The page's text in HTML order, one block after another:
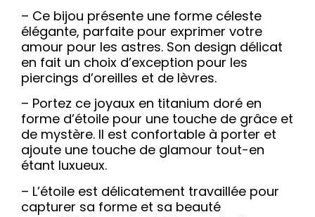
– Ce bijou présente une forme céleste
élégante, parfaite pour exprimer votre
amour pour les astres. Son design délicat
en fait un choix d’exception pour les
piercings d’oreilles et de lèvres.
– Portez ce joyaux en titanium doré en
forme d’étoile pour une touche de grâce et
de mystère. Il est confortable à porter et
ajoute une touche de glamour tout-en
étant luxueux.
– L’étoile est délicatement travaillée pour
capturer sa forme et sa beauté